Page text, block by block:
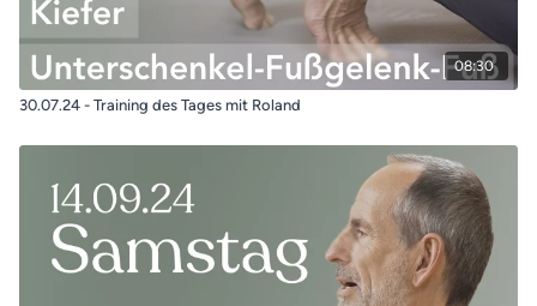
08:30
30.07.24 - Training des Tages mit Roland